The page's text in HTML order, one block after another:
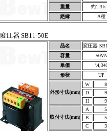
重量
約1.3
絶縁
A種
変圧器 SB11-50E
品名
変圧器
容量
50VA
単価
形状
UP
外形寸法(mm)
W
D
H
取付寸法(mm)
A
B
C